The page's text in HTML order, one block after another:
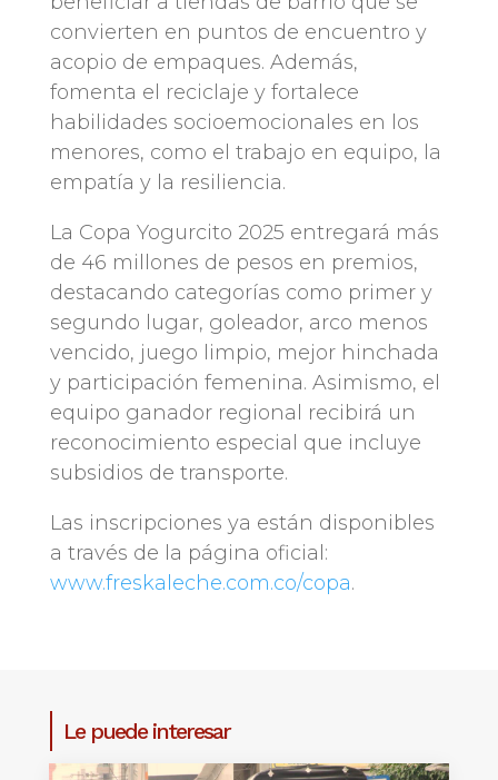
convierten en puntos de encuentro y
acopio de empaques. Además,
fomenta el reciclaje y fortalece
habilidades socioemocionales en los
menores, como el trabajo en equipo, la
empatía y la resiliencia.
La Copa Yogurcito 2025 entregará más
de 46 millones de pesos en premios,
destacando categorías como primer y
segundo lugar, goleador, arco menos
vencido, juego limpio, mejor hinchada
y participación femenina. Asimismo, el
equipo ganador regional recibirá un
reconocimiento especial que incluye
subsidios de transporte.
Las inscripciones ya están disponibles
a través de la página oficial:
www.freskaleche.com.co/copa.
Le puede interesar